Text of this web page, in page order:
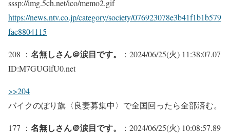
sssp://img.5ch.net/ico/memo2.gif
https://news.ntv.co.jp/category/society/076923078e3b41f1b1b579
fae8804115
208 ： 名無しさん＠涙目です。
：2024/06/25(火) 11:38:07.07
ID:M7GUGlfU0.net
>>204
バイクのぼり旗〈良妻募集中〉で全国回ったら全部済む。
177 ： 名無しさん＠涙目です。
：2024/06/25(火) 10:08:57.89